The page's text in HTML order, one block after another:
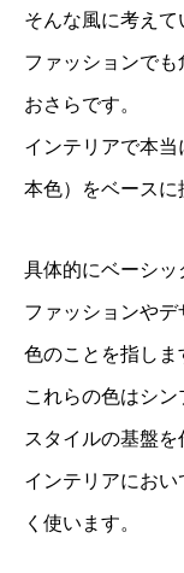
そんな風に考えて
ファッションで
おさらです。
インテリアで本
本色）をベースに
具体的にベーシッ
ファッションや
色のことを指しま
これらの色はシン
スタイルの基盤を
インテリアにお
く使います。